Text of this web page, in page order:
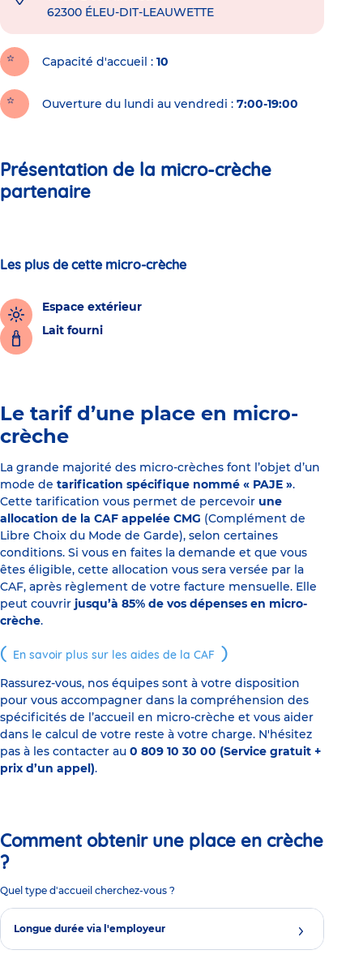
62300 ÉLEU-DIT-LEAUWETTE
Capacité d'accueil 10
Ouverture du lundi au vendredi : 7:00-19:00
Présentation de la micro-crèche
partenaire
Les plus de cette micro-crèche
Espace extérieur
Lait fourni
Le tarif d’une place en micro-
crèche
La grande majorité des micro-crèches font l’objet d’un
mode de tarification spécifique nommé « PAJE ».
Cette tarification vous permet de percevoir une
allocation de la CAF appelée CMG (Complément de
Libre Choix du Mode de Garde), selon certaines
conditions. Si vous en faites la demande et que vous
êtes éligible, cette allocation vous sera versée par la
CAF, après règlement de votre facture mensuelle. Elle
peut couvrir jusqu’à 85% de vos dépenses en micro-
crèche.
En savoir plus sur les aides de la CAF
Rassurez-vous, nos équipes sont à votre disposition
pour vous accompagner dans la compréhension des
spécificités de l’accueil en micro-crèche et vous aider
dans le calcul de votre reste à votre charge. N'hésitez
pas à les contacter au 0 809 10 30 00 (Service gratuit +
prix d’un appel).
Comment obtenir une place en crèche
?
Quel type d'accueil cherchez-vous ?
Longue durée via l'employeur